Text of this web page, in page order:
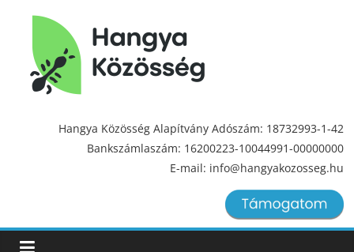
Hangya
Közösség
Hangya Közösség Alapítvány Adószám: 18732993-1-42
Bankszámlaszám: 16200223-10044991-00000000
E-mail: info@hangyakozosseg.hu